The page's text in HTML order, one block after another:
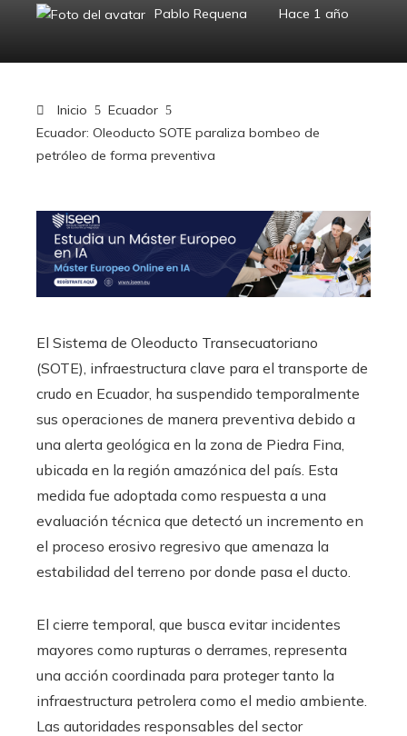
Pablo Requena Hace 1 año
Inicio
Ecuador
Ecuador: Oleoducto SOTE paraliza bombeo de
petróleo de forma preventiva
El Sistema de Oleoducto Transecuatoriano
(SOTE), infraestructura clave para el transporte de
crudo en Ecuador, ha suspendido temporalmente
sus operaciones de manera preventiva debido a
una alerta geológica en la zona de Piedra Fina,
ubicada en la región amazónica del país. Esta
medida fue adoptada como respuesta a una
evaluación técnica que detectó un incremento en
el proceso erosivo regresivo que amenaza la
estabilidad del terreno por donde pasa el ducto.
El cierre temporal, que busca evitar incidentes
mayores como rupturas o derrames, representa
una acción coordinada para proteger tanto la
infraestructura petrolera como el medio ambiente.
Las autoridades responsables del sector